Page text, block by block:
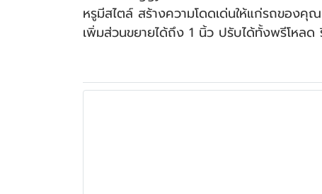
หรูมีสไตล์ สร้างความโดดเด่นให้แก่รถของคุ
เพิ่มส่วนขยายได้ถึง 1 นิ้ว ปรับได้ทั้งพรีโหลด